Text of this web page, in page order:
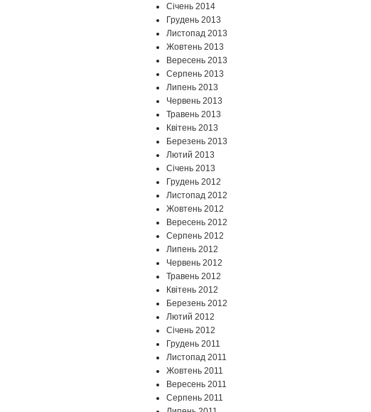
Січень 2014
Грудень 2013
Листопад 2013
Жовтень 2013
Вересень 2013
Серпень 2013
Липень 2013
Червень 2013
Травень 2013
Квітень 2013
Березень 2013
Лютий 2013
Січень 2013
Грудень 2012
Листопад 2012
Жовтень 2012
Вересень 2012
Серпень 2012
Липень 2012
Червень 2012
Травень 2012
Квітень 2012
Березень 2012
Лютий 2012
Січень 2012
Грудень 2011
Листопад 2011
Жовтень 2011
Вересень 2011
Серпень 2011